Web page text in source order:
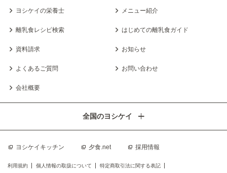
ヨシケイの栄養士 メニュー紹介
離乳食レシピ検索 はじめての離乳食ガイド
資料請求 お知らせ
よくあるご質問 お問い合わせ
会社概要
ヨシケイキッチン 夕食.net 採用情報
全国のヨシケイ
利用規約 個人情報の取扱について 特定商取引法に関する表記